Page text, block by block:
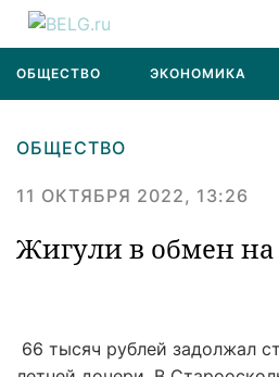
ОБЩЕСТВО ЭКОНОМИКА
ОБЩЕСТВО
11 ОКТЯБРЯ 2022, 13:26
Жигули в обмен
66 тысяч рублей задолжал